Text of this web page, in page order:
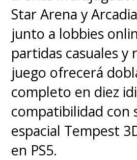
fuerza .De "Chica
líder del equipo
momento, su
dentro del grupo
los mayores hitos
familia.
Star Arena y
junto a lobbies
partidas casuales y
juego ofrecerá
completo en diez
compatibilidad con
espacial Tempest
en PS5.